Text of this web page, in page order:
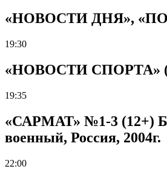
«НОВОСТИ ДНЯ»,
19:30
«НОВОСТИ СПОРТА»
19:35
«САРМАТ» №1-3 (12+)
военный, Россия, 2004г.
22:00